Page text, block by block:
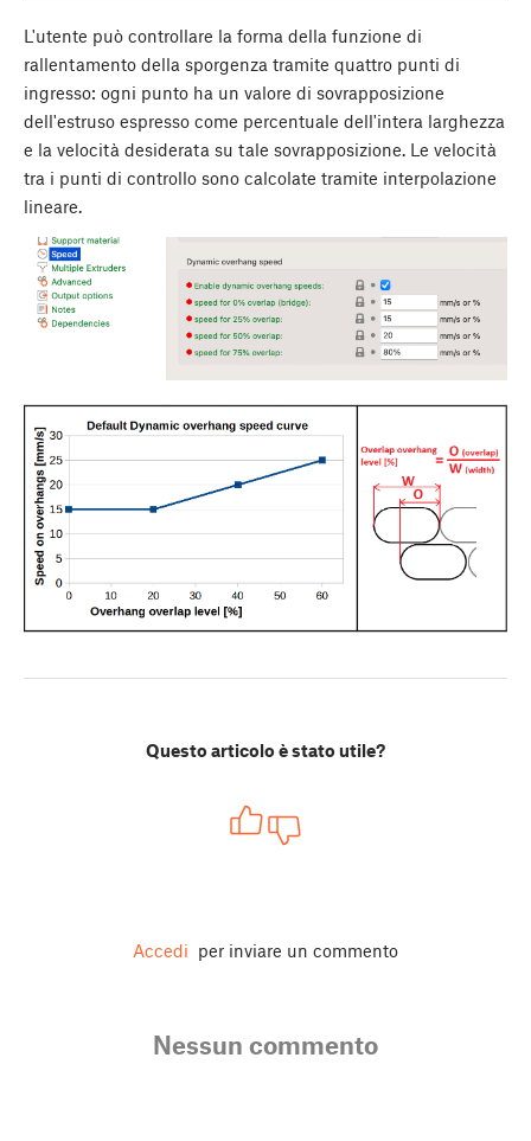
L'utente può controllare la forma della funzione di
rallentamento della sporgenza tramite quattro punti di
ingresso: ogni punto ha un valore di sovrapposizione
dell'estruso espresso come percentuale dell'intera larghezza
e la velocità desiderata su tale sovrapposizione. Le velocità
tra i punti di controllo sono calcolate tramite interpolazione
lineare.
Questo articolo è stato utile?
Accedi per inviare un commento
Nessun commento